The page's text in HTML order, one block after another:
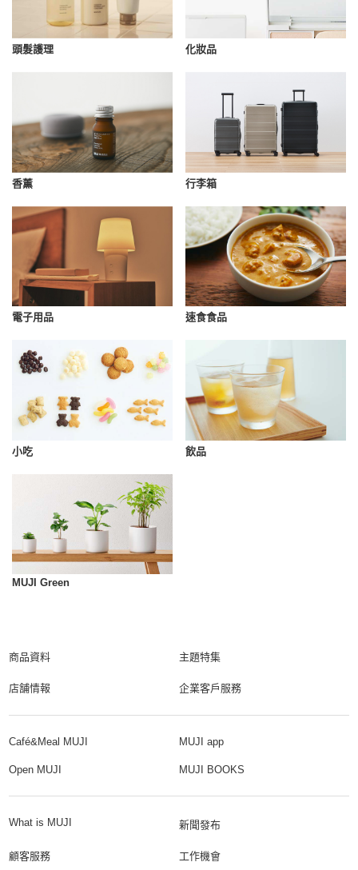
頭髮護理 化妝品
香薰 行李箱
電子用品 速食食品
小吃 飲品
MUJI Green
商品資料 主題特集
店舗情報 企業客戶服務
Café&Meal MUJI MUJI app
Open MUJI MUJI BOOKS
What is MUJI 新聞發布
顧客服務 工作機會